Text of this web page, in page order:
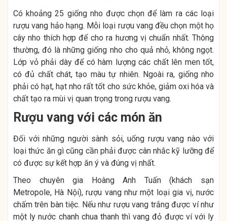
Có khoảng 25 giống nho được chọn để làm ra các loại
rượu vang hảo hạng. Mỗi loại rượu vang đều chọn một họ
cây nho thích hợp để cho ra hương vị chuẩn nhất. Thông
thường, đó là những giống nho cho quả nhỏ, không ngọt.
Lớp vỏ phải dày để có hàm lượng các chất lên men tốt,
có đủ chất chát, tạo màu tự nhiên. Ngoài ra, giống nho
phải có hạt, hạt nho rất tốt cho sức khỏe, giảm oxi hóa và
chất tạo ra mùi vị quan trọng trong rượu vang.
Rượu vang với các món ăn
Đối với những người sành sỏi, uống rượu vang nào với
loại thức ăn gì cũng cần phải được cân nhắc kỹ lưỡng để
có được sự kết hợp ăn ý và đúng vị nhất.
Theo chuyên gia Hoàng Anh Tuấn (khách sạn
Metropole, Hà Nội), rượu vang như một loại gia vị, nước
chấm trên bàn tiệc. Nếu như rượu vang trắng được ví như
một ly nước chanh chua thanh thì vang đỏ được ví với ly